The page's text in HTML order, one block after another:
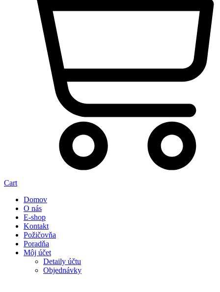
Cart
Domov
O nás
E-shop
Kontakt
Požičovňa
Poradňa
Môj účet
Detaily účtu
Objednávky